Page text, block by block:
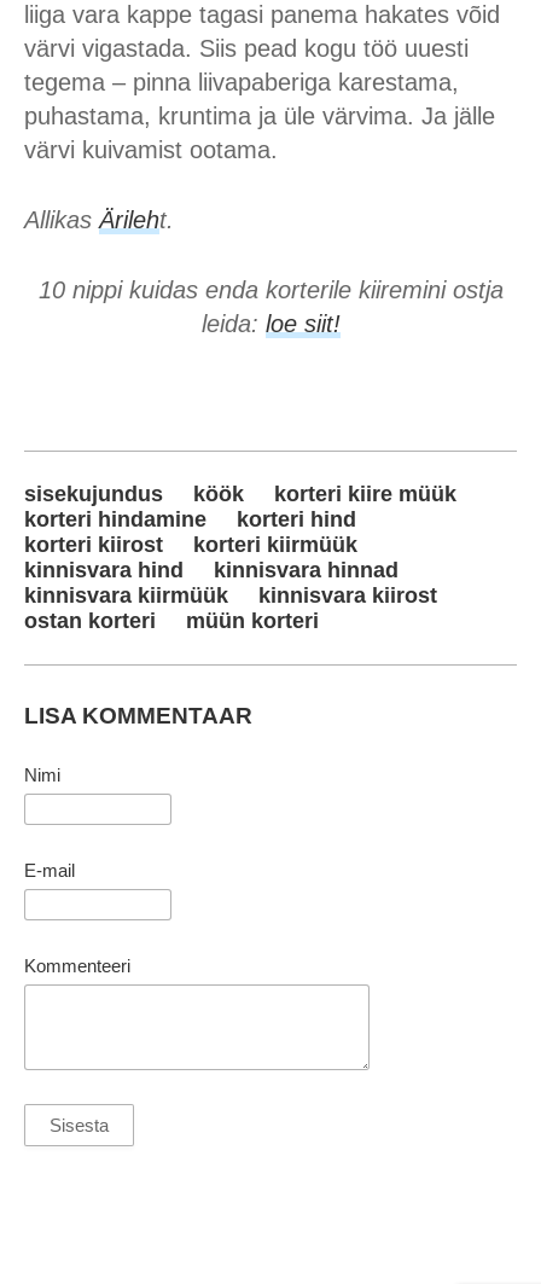
liiga vara kappe tagasi panema hakates võid
värvi vigastada. Siis pead kogu töö uuesti
tegema – pinna liivapaberiga karestama,
puhastama, kruntima ja üle värvima. Ja jälle
värvi kuivamist ootama.
Allikas Ärileht.
10 nippi kuidas enda korterile kiiremini ostja
leida: loe siit!
sisekujundus köök
korteri kiire müük
korteri hindamine
korteri hind
korteri kiirost
korteri kiirmüük
kinnisvara hind
kinnisvara hinnad
kinnisvara kiirmüük
kinnisvara kiirost
ostan korteri
müün korteri
LISA KOMMENTAAR
Nimi
E-mail
Kommenteeri